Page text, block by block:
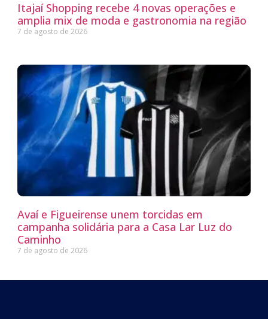
Itajaí Shopping recebe 4 novas operações e
amplia mix de moda e gastronomia na região
7 de agosto de 2026
Avaí e Figueirense unem torcidas em
campanha solidária para a Casa Lar Luz do
Caminho
7 de agosto de 2026